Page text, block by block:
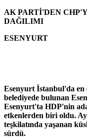
AK PARTİ'DEN
DAĞILIMI
ESENYURT
Esenyurt İstanbul'da
belediyede bulunan
Esenyurt'ta HDP'nin
etkenlerden biri oldu.
teşkilatında yaşanan
sürdü.